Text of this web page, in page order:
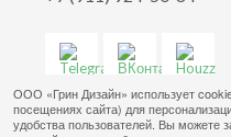
ООО «Грин Дизайн» использует
посещениях сайта) для
удобства пользователей. Вы можете